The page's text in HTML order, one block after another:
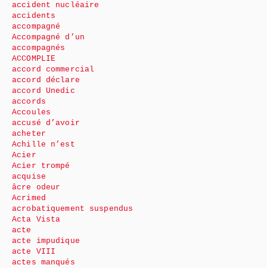
accident nucléaire
accidents
accompagné
Accompagné d’un
accompagnés
ACCOMPLIE
accord commercial
accord déclare
accord Unedic
accords
Accoules
accusé d’avoir
acheter
Achille n’est
Acier
Acier trompé
acquise
âcre odeur
Acrimed
acrobatiquement suspendus
Acta Vista
acte
acte impudique
acte VIII
actes manqués